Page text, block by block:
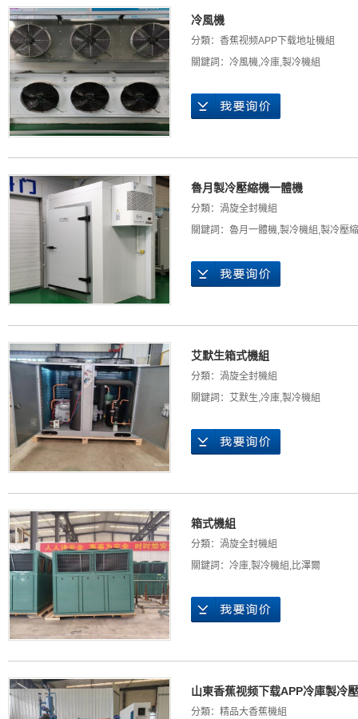
冷風機
分類： 香蕉视频APP下载地址機組
關鍵詞： 冷風機,冷庫,製冷機組
魯月製冷壓縮機一體機
分類： 渦旋全封機組
關鍵詞： 魯月一體機,製冷機組 ,製冷壓
艾默生箱式機組
分類： 渦旋全封機組
關鍵詞： 艾默生,冷庫,製冷機組
箱式機組
分類： 渦旋全封機組
關鍵詞： 冷庫,製冷機組 ,比澤爾
山東香蕉视频下载APP冷庫製冷
分類： 精品大香蕉機組